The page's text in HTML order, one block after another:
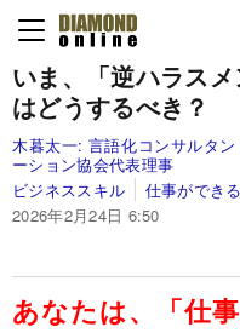
いま、「逆ハラス
はどうするべき？
木暮太一: 言語化コンサルタ
ーション協会代表理事
ビジネススキル
仕事ができ
2026年2月24日 6:50
あなたは、「仕